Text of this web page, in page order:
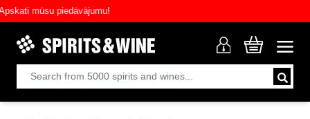
mūsu piedāvājumu!